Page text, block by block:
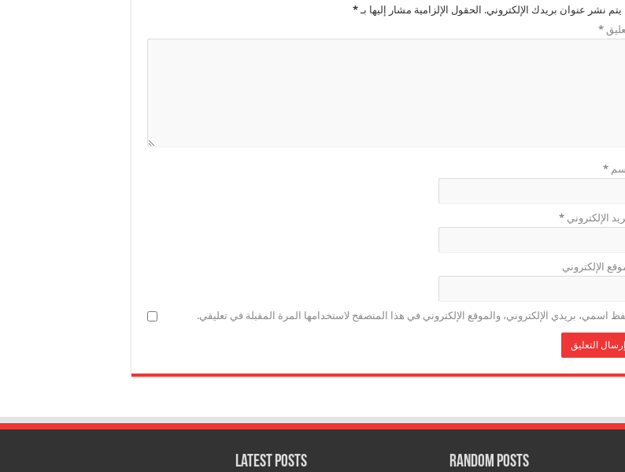
يتم نشر عنوان بريدك الإلكتروني. الحقول الإلزامية مشار إليها بـ *
*
*
الإلكتروني *
الإلكتروني
اسمي، بريدي الإلكتروني، والموقع الإلكتروني في هذا المتصفح لاستخدامها المرة المقبلة في تعليقي.
Random Posts
Latest Posts